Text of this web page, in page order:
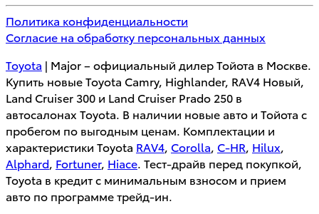
Политика конфиденциальности
Согласие на обработку персональных данных
Toyota | Major – официальный дилер Тойота в Москве.
Купить новые Toyota Camry, Highlander, RAV4 Новый,
Land Cruiser 300 и Land Cruiser Prado 250 в
автосалонах Toyota. В наличии новые авто и Тойота с
пробегом по выгодным ценам. Комплектации и
характеристики Toyota RAV4, Corolla, C-HR, Hilux,
Alphard, Fortuner, Hiace. Тест-драйв перед покупкой,
Toyota в кредит с минимальным взносом и прием
авто по программе трейд-ин.